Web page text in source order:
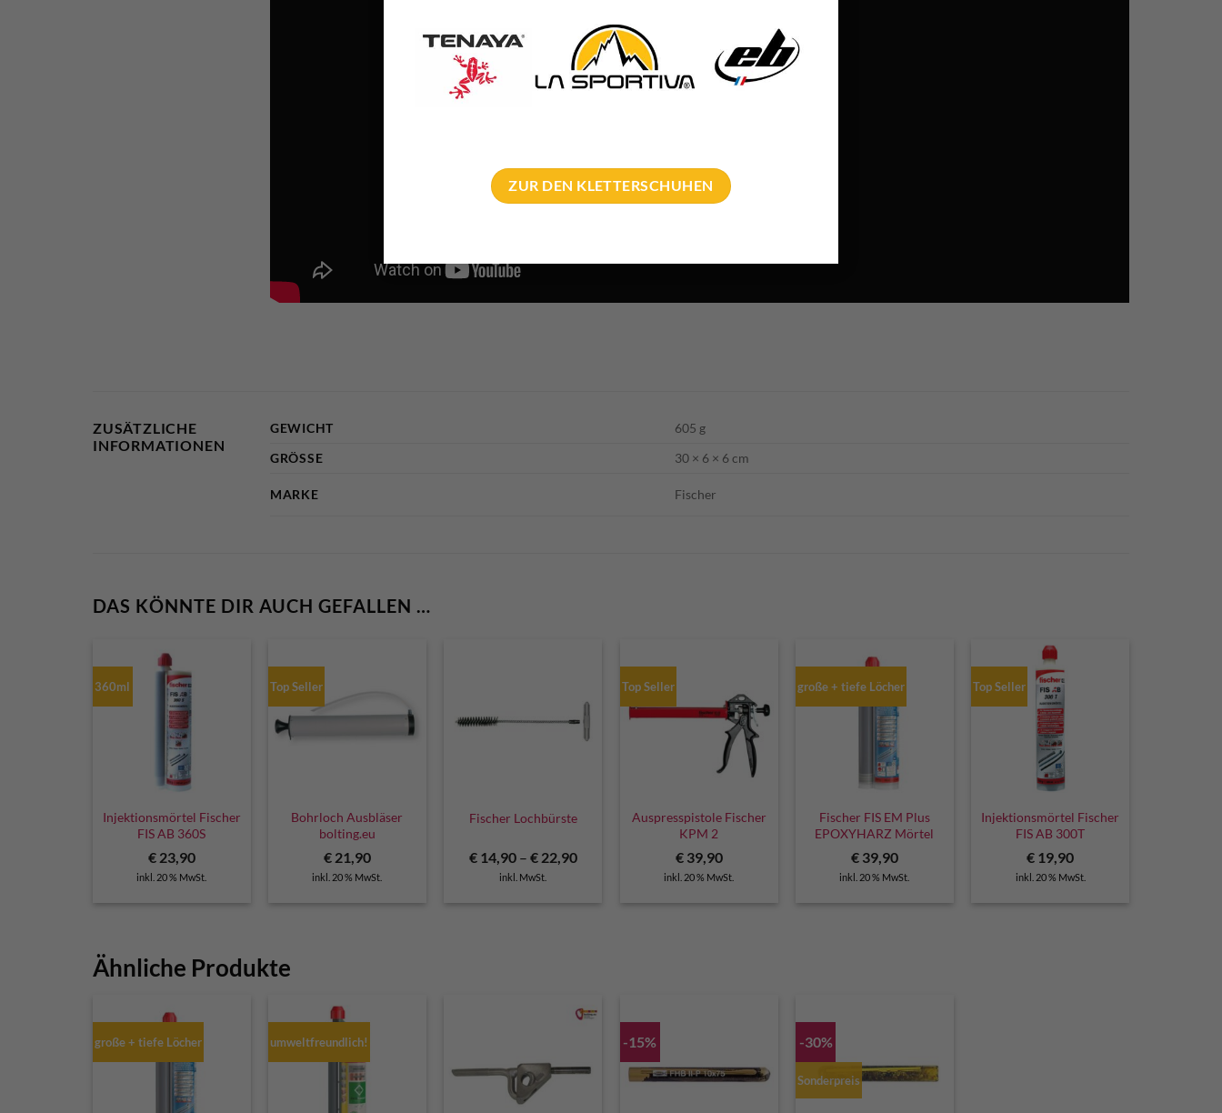
ZUR DEN KLETTERSCHUHEN
ZUSÄTZLICHE
INFORMATIONEN
GEWICHT
605 g
GRÖSSE
30 × 6 × 6 cm
MARKE Fischer
DAS KÖNNTE DIR AUCH GEFALLEN …
360ml
Injektionsmörtel Fischer
FIS AB 360S
€23,90
inkl. 20 % MwSt.
Top Seller
Bohrloch Ausbläser
bolting.eu
€21,90
inkl. 20 % MwSt.
Fischer Lochbürste
€14,90– €22,90
inkl. MwSt.
Top Seller
Auspresspistole Fischer
KPM 2
€39,90
inkl. 20 % MwSt.
große + tiefe Löcher
Fischer FIS EM Plus
EPOXYHARZ Mörtel
€39,90
inkl. 20 % MwSt.
Top Seller
Injektionsmörtel Fischer
FIS AB 300T
€ 19,90
inkl. 20 % MwSt.
Ähnliche Produkte
große + tiefe Löcher umweltfreundlich! -15% -30%
Sonderpreis